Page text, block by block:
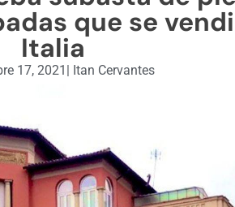
que se
Italia
17, 2021 Itan Cervantes